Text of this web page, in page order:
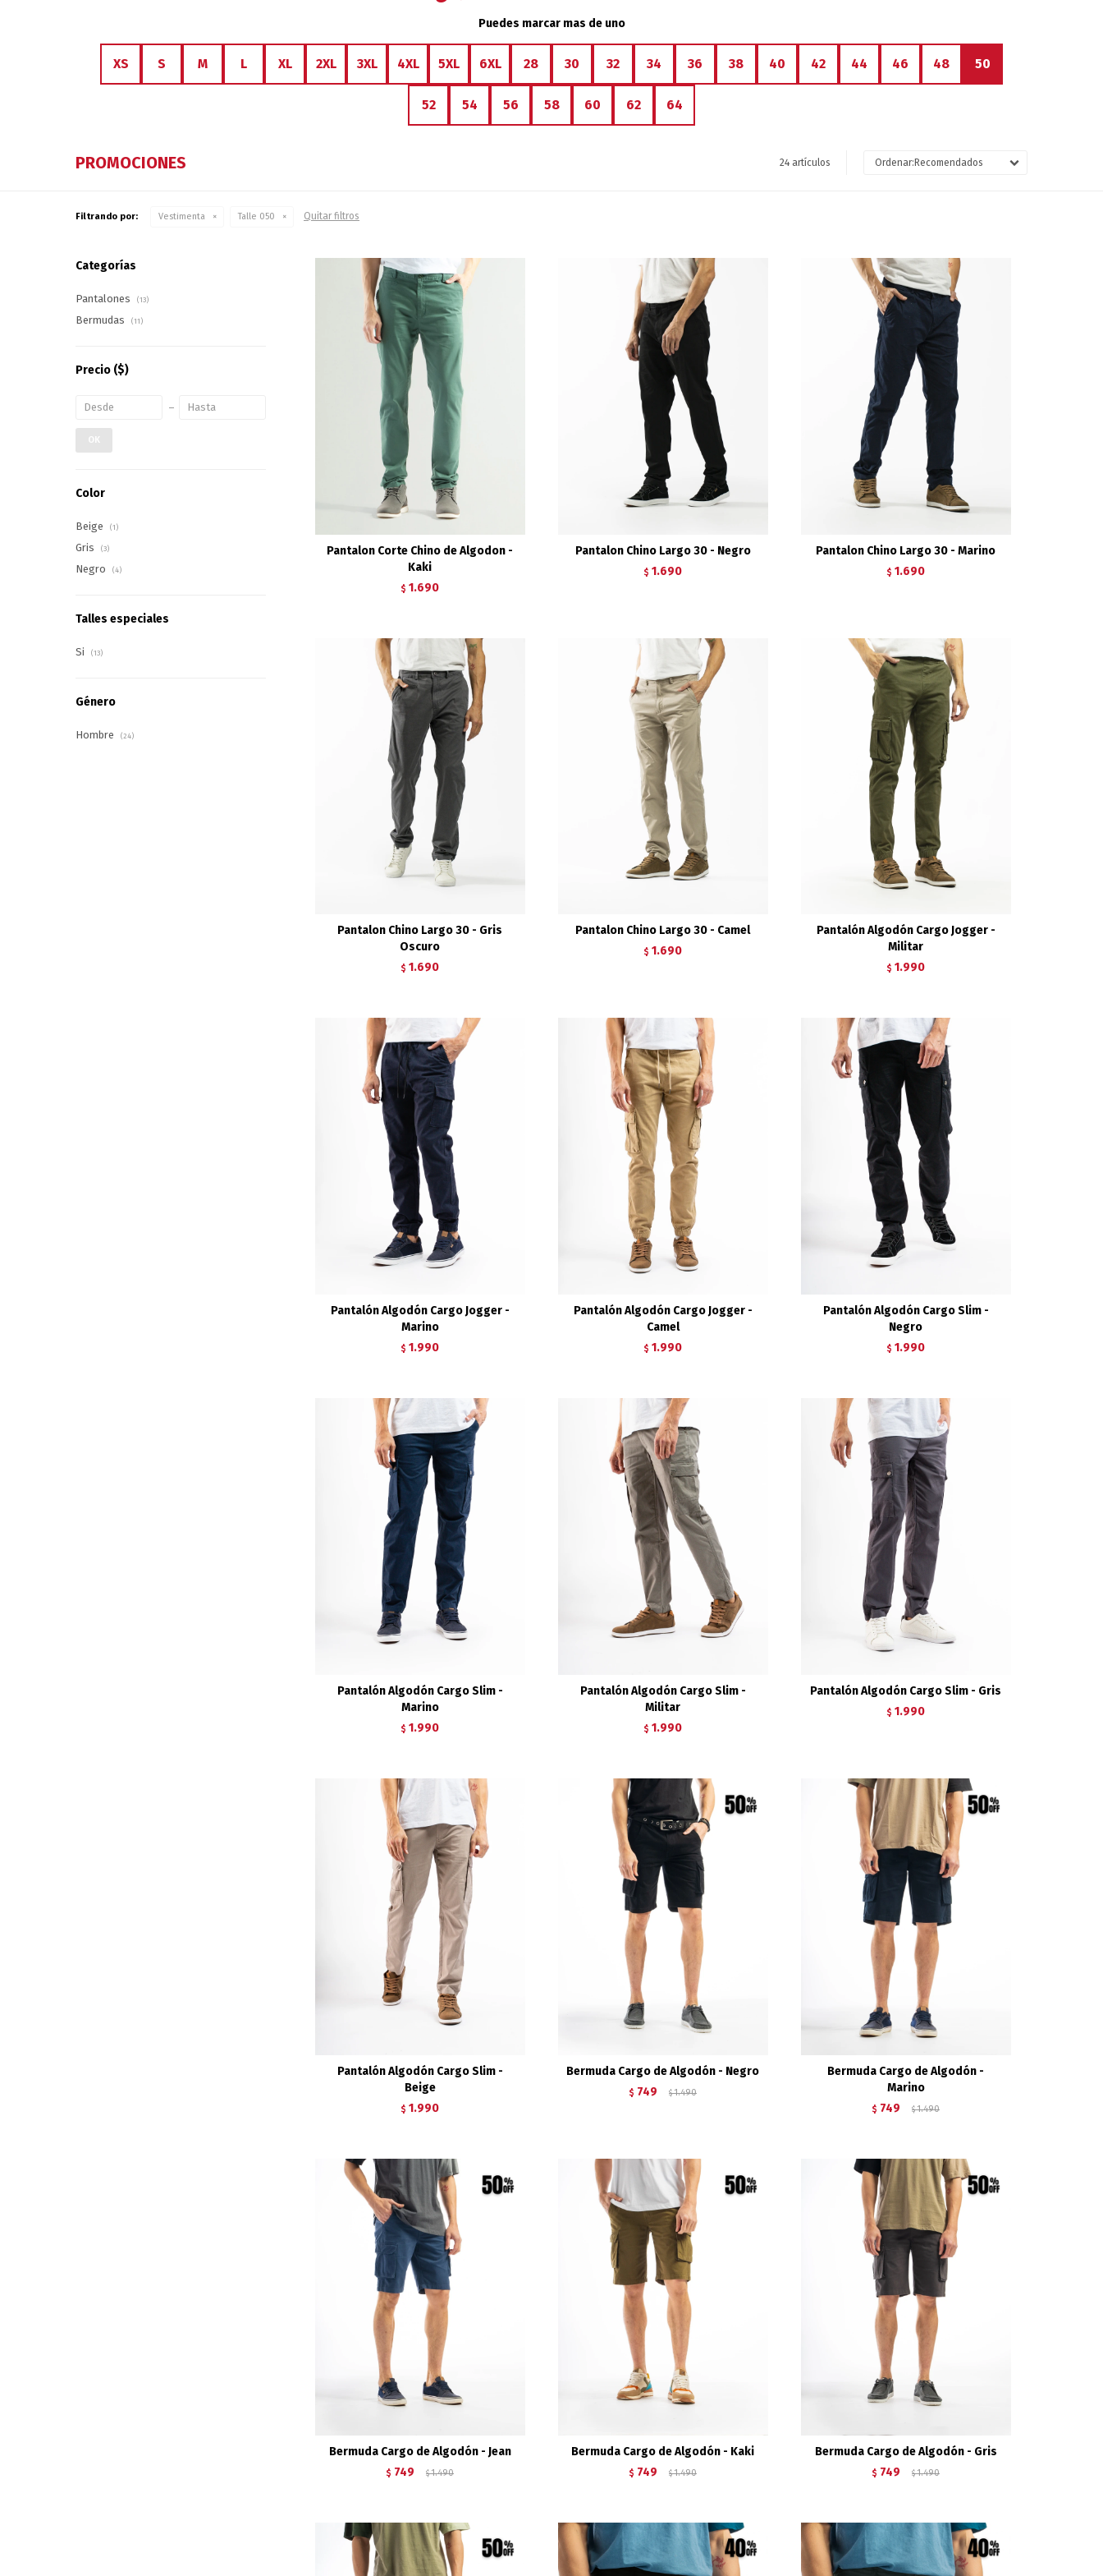
Puedes marcar mas de uno
XS S M L XL 2XL 3XL 4XL 5XL 6XL 28 30 32 34 36 38 40 42 44 46 48 50
52 54 56 58 60 62 64
PROMOCIONES 24 artículos Recomendados
Filtrando por: Vestimenta Talle 050 Quitar filtros
Pantalon Corte Chino de Algodon -
Kaki
$ 1.690
Pantalon Chino Largo 30 - Negro
$ 1.690
Pantalon Chino Largo 30 - Marino
$ 1.690
Pantalon Chino Largo 30 - Gris
Oscuro
$ 1.690
Pantalon Chino Largo 30 - Camel
$ 1.690
Pantalón Algodón Cargo Jogger -
Militar
$ 1.990
Pantalón Algodón Cargo Jogger -
Marino
$ 1.990
Pantalón Algodón Cargo Jogger -
Camel
$ 1.990
Pantalón Algodón Cargo Slim -
Negro
$ 1.990
Pantalón Algodón Cargo Slim -
Marino
$ 1.990
Pantalón Algodón Cargo Slim -
Militar
$ 1.990
Pantalón Algodón Cargo Slim - Gris
$ 1.990
Pantalón Algodón Cargo Slim -
Beige
$ 1.990
Bermuda Cargo de Algodón - Negro
$ 749 $ 1.490
Bermuda Cargo de Algodón -
Marino
$ 749 $ 1.490
Bermuda Cargo de Algodón - Jean
$ 749 $ 1.490
Bermuda Cargo de Algodón - Kaki
$ 749 $ 1.490
Bermuda Cargo de Algodón - Gris
$ 749 $ 1.490
Categorías
Pantalones (13)
Bermudas (11)
Precio ($)
OK
Color
Beige (1)
Gris (3)
Negro (4)
Talles especiales
Si (13)
Género
Hombre (24)